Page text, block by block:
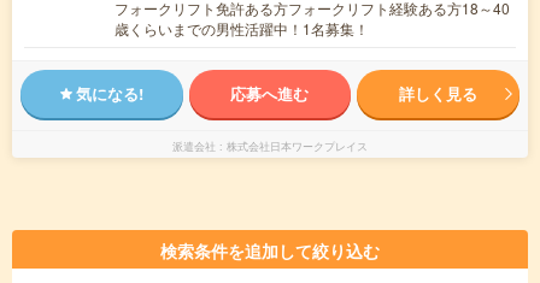
フォークリフト免許ある方フォークリフト経験ある方18～40
歳くらいまでの男性活躍中！1名募集！
気になる! 応募へ進む 詳しく見る
派遣会社 株式会社日本ワークプレイス
検索条件を追加して絞り込む